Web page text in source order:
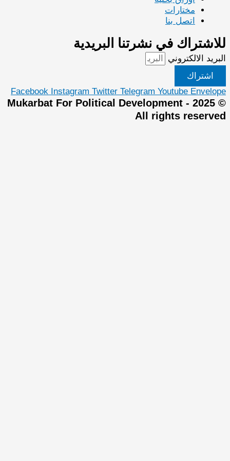
في نشرتنا البريدية
Facebook Instagram Twitter Telegram
Mukarbat For Political
All rights